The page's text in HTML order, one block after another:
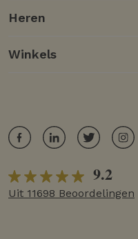
Heren
Winkels
9.2
Uit 11698 Beoordelingen